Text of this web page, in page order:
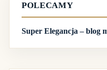
POLECAMY
Super Elegancja – blog